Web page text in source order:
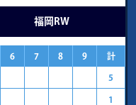
福岡RW
6 7 8 9 計
5
1